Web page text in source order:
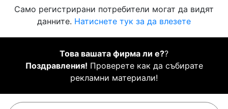
Само регистрирани потребители могат да видят
данните. Натиснете тук за да влезете
Това вашата фирма ли е??
Поздравления! Проверете как да събирате
рекламни материали!